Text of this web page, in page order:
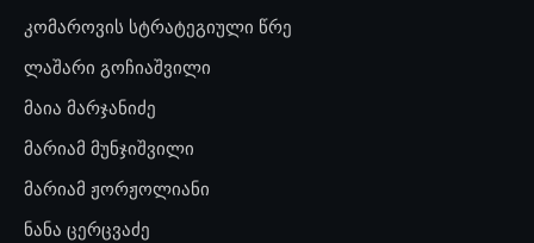
კომაროვის სტრატეგიული წრე
ლაშარი გოჩიაშვილი
მაია მარჯანიძე
მარიამ მუნჯიშვილი
მარიამ ჟორჟოლიანი
ნანა ცერცვაძე